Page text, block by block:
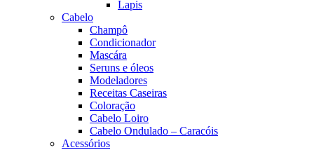
Lapis
Cabelo
Champô
Condicionador
Mascára
Seruns e óleos
Modeladores
Receitas Caseiras
Coloração
Cabelo Loiro
Cabelo Ondulado – Caracóis
Acessórios